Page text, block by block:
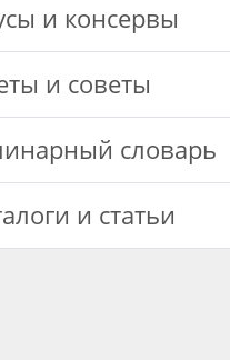
и консервы
и советы
словарь
и статьи